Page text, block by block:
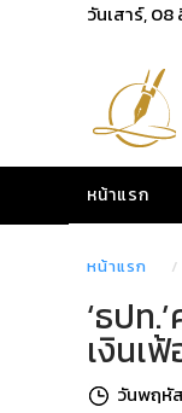
วันเสาร์,
หน้าแรก
หน้าแรก
‘ธปท
เงินเ
วันพฤหั